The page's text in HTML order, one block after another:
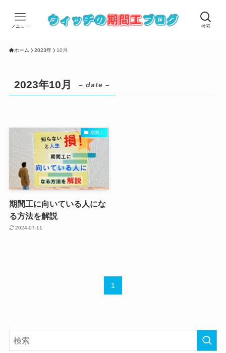
検索
メニュー
ホーム 2023年 10月
2023年10月 – date –
期間工
期間工に向いている人にな
る方法を解説
2024-07-11
1